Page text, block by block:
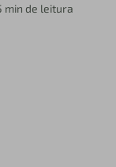
min de leitura